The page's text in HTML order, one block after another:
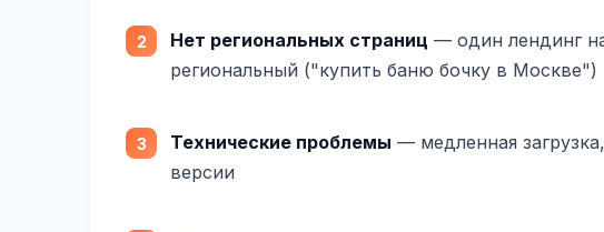
Нет региональных страниц — один лендинг
региональный ("купить баню бочку в Москве")
Технические проблемы — медленная
версии